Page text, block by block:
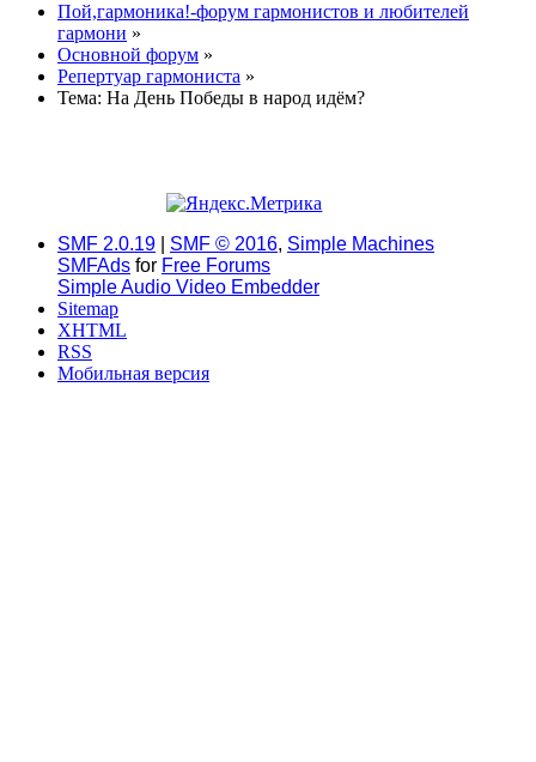
Пой,гармоника!-форум гармонистов и любителей
гармони »
Основной форум »
Репертуар гармониста »
Тема: На День Победы в народ идём?
SMF 2.0.19 SMF © 2016, Simple Machines
SMFAds for Free Forums
Simple Audio Video Embedder
Sitemap
XHTML
RSS
Мобильная версия